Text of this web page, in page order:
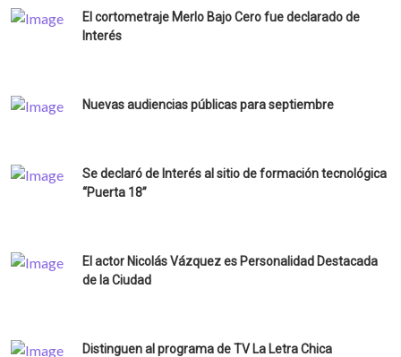
El cortometraje Merlo Bajo Cero fue declarado de
Interés
Nuevas audiencias públicas para septiembre
Se declaró de Interés al sitio de formación tecnológica
“Puerta 18”
El actor Nicolás Vázquez es Personalidad Destacada
de la Ciudad
Distinguen al programa de TV La Letra Chica